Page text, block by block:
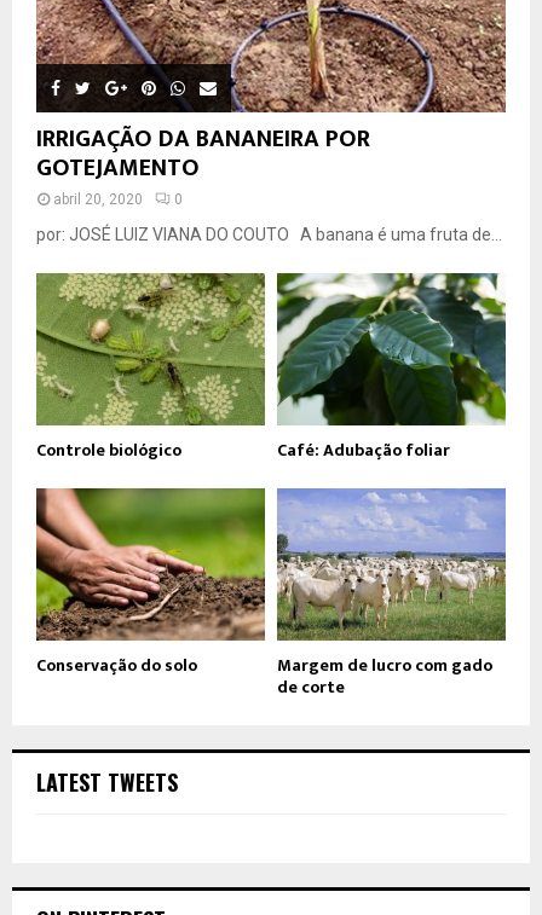
IRRIGAÇÃO DA BANANEIRA POR
GOTEJAMENTO
abril 20, 2020 0
por: JOSÉ LUIZ VIANA DO COUTO A banana é uma fruta de...
Controle biológico Café: Adubação foliar
Conservação do solo Margem de lucro com gado
de corte
LATEST TWEETS